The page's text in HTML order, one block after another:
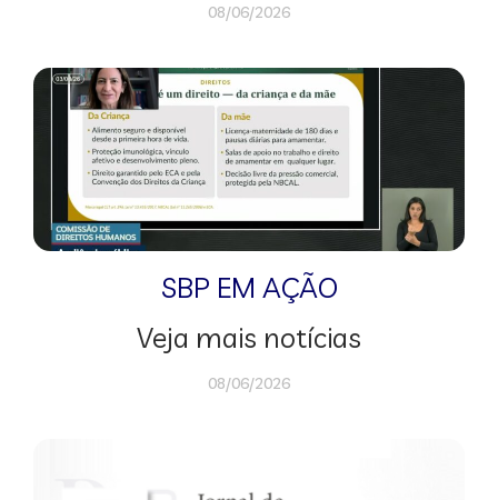
08/06/2026
SBP EM AÇÃO
Veja mais notícias
08/06/2026